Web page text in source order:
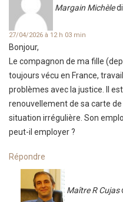
Margain Michèle
27/04/2026 à 12 h 03 min
Bonjour,
Le compagnon de ma fille
toujours vécu en France,
problèmes avec la justice. Il
renouvellement de sa carte
situation irrégulière. Son
peut-il employer ?
Répondre
Maître R Cujas